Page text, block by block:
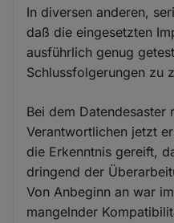
In diversen anderen,
daß die eingesetzten
ausführlich genug
Schlussfolgerungen zu
Bei dem
Verantwortlichen jetzt
die Erkenntnis gereift,
dringend der
Von Anbeginn an war
mangelnder